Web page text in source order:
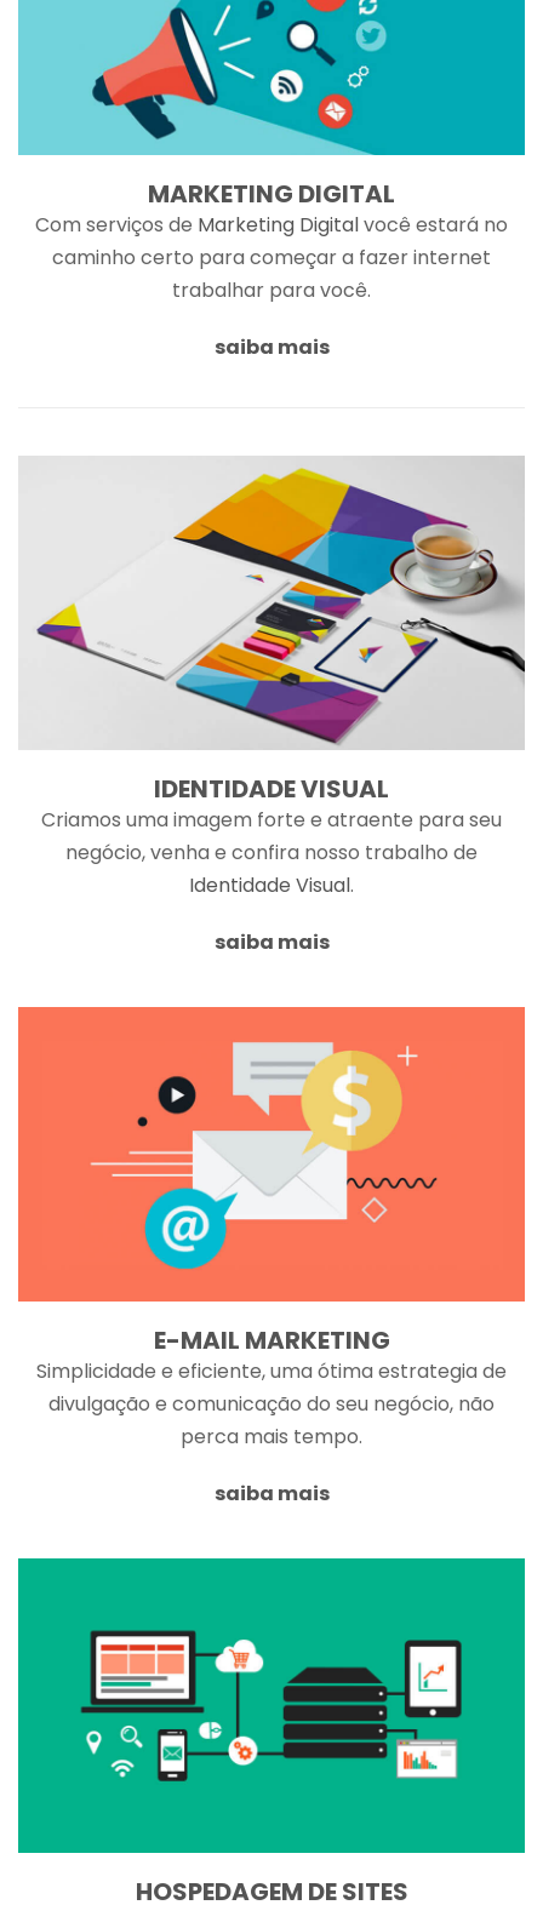
MARKETING DIGITAL
Com serviços de Marketing Digitalvocê estará no
caminho certo para começar a fazer internet
trabalhar para você.
saiba mais
IDENTIDADE VISUAL
Criamos uma imagem forte e atraente para seu
negócio, venha e confira nosso trabalho de
Identidade Visual.
saiba mais
E-MAIL MARKETING
Simplicidade e eficiente, uma ótima estrategia de
divulgação e comunicação do seu negócio, não
perca mais tempo.
saiba mais
HOSPEDAGEM DE SITES